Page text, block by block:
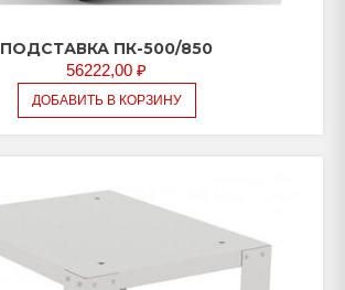
ПОДСТАВКА ПК-500/850
56222,00 ₽
ДОБАВИТЬ В КОРЗИНУ